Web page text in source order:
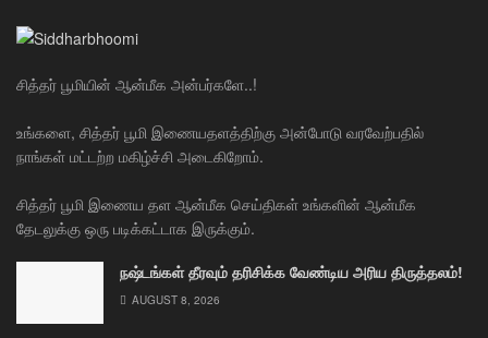
சித்தர் பூமியின் ஆன்மீக அன்பர்களே..!
உங்களை, சித்தர் பூமி இணையதளத்திற்கு அன்போடு வரவேற்பதில்
நாங்கள் மட்டற்ற மகிழ்ச்சி அடைகிறோம்.
சித்தர் பூமி இணைய தள ஆன்மீக செய்திகள் உங்களின் ஆன்மீக
தேடலுக்கு ஒரு படிக்கட்டாக இருக்கும்.
நஷ்டங்கள் தீரவும் தரிசிக்க வேண்டிய அரிய திருத்தலம்!
AUGUST 8, 2026